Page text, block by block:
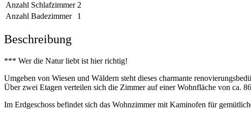
Anzahl Schlafzimmer 2
Anzahl Badezimmer
1
Beschreibung
*** Wer die Natur liebt ist hier richtig!
Umgeben von Wiesen und Wäldern steht dieses charmante
Über zwei Etagen verteilen sich die Zimmer auf einer Wohnfläche von ca.
Im Erdgeschoss befindet sich das Wohnzimmer mit Kaminofen für